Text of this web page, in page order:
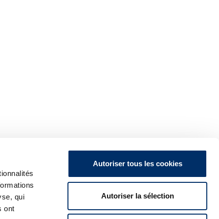
qui
ont
Autoriser tous les cookies
Autoriser la sélection